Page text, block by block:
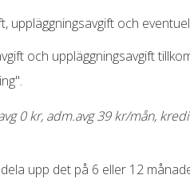
uppläggningsavgift och
och uppläggningsavgift
0 kr, adm.avg 39 kr/mån,
upp det på 6 eller 12